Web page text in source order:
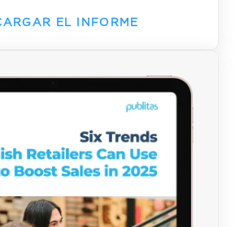
EL INFORME